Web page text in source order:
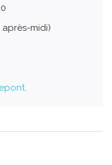
après-midi)